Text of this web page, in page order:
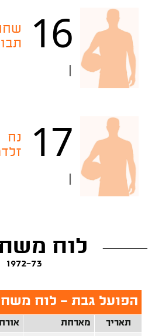
16
17
נח
לוח
1972-73
הפועל גבת - לוח
תאריך מארחת